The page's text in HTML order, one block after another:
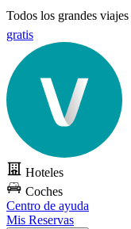
Todos los grandes viajes
gratis
Hoteles
Coches
Centro de ayuda
Mis Reservas